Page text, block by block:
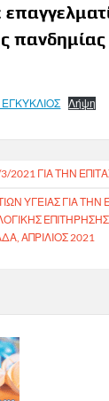
Λήψη
2021 ΓΙΑ ΤΗΝ
ΥΓΕΊΑΣ ΓΙΑ ΤΗΝ
ΑΠΡΊΛΙΟΣ 2021